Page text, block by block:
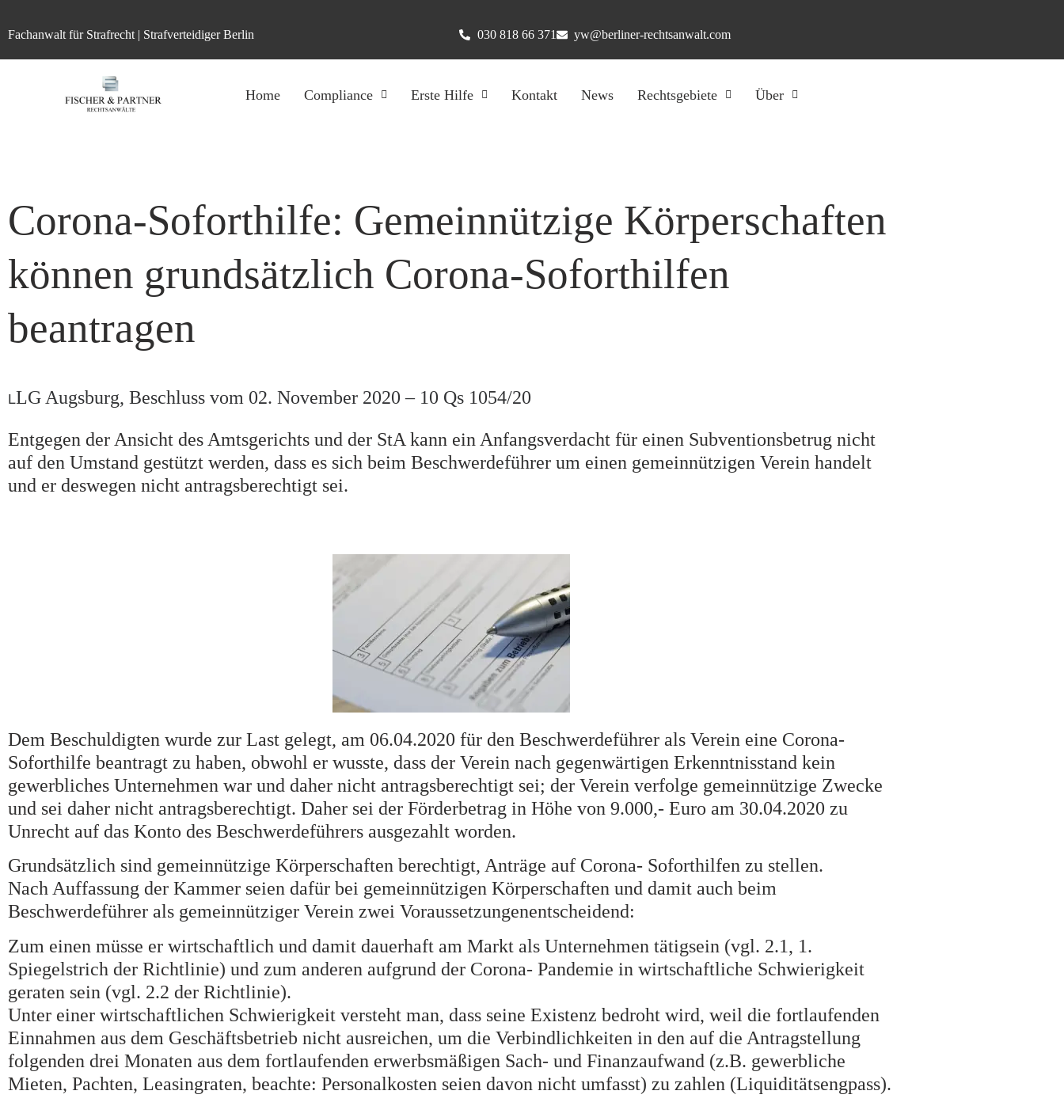
Fachanwalt für Strafrecht | Strafverteidiger Berlin 030 818 66 371 yw@berliner-rechtsanwalt.com
Home Compliance Erste Hilfe Kontakt News Rechtsgebiete Über
Corona-Soforthilfe: Gemeinnützige Körperschaften
können grundsätzlich Corona-Soforthilfen
beantragen
LLG Augsburg, Beschluss vom 02. November 2020 – 10 Qs 1054/20
Entgegen der Ansicht des Amtsgerichts und der StA kann ein Anfangsverdacht für einen Subventionsbetrug nicht
auf den Umstand gestützt werden, dass es sich beim Beschwerdeführer um einen gemeinnützigen Verein handelt
und er deswegen nicht antragsberechtigt sei.
Dem Beschuldigten wurde zur Last gelegt, am 06.04.2020 für den Beschwerdeführer als Verein eine Corona-
Soforthilfe beantragt zu haben, obwohl er wusste, dass der Verein nach gegenwärtigen Erkenntnisstand kein
gewerbliches Unternehmen war und daher nicht antragsberechtigt sei; der Verein verfolge gemeinnützige Zwecke
und sei daher nicht antragsberechtigt. Daher sei der Förderbetrag in Höhe von 9.000,- Euro am 30.04.2020 zu
Unrecht auf das Konto des Beschwerdeführers ausgezahlt worden.
Grundsätzlich sind gemeinnützige Körperschaften berechtigt, Anträge auf Corona- Soforthilfen zu stellen.
Nach Auffassung der Kammer seien dafür bei gemeinnützigen Körperschaften und damit auch beim
Beschwerdeführer als gemeinnütziger Verein zwei Voraussetzungenentscheidend:
Zum einen müsse er wirtschaftlich und damit dauerhaft am Markt als Unternehmen tätigsein (vgl. 2.1, 1.
Spiegelstrich der Richtlinie) und zum anderen aufgrund der Corona- Pandemie in wirtschaftliche Schwierigkeit
geraten sein (vgl. 2.2 der Richtlinie).
Unter einer wirtschaftlichen Schwierigkeit versteht man, dass seine Existenz bedroht wird, weil die fortlaufenden
Einnahmen aus dem Geschäftsbetrieb nicht ausreichen, um die Verbindlichkeiten in den auf die Antragstellung
folgenden drei Monaten aus dem fortlaufenden erwerbsmäßigen Sach- und Finanzaufwand (z.B. gewerbliche
Mieten, Pachten, Leasingraten, beachte: Personalkosten seien davon nicht umfasst) zu zahlen (Liquiditätsengpass).